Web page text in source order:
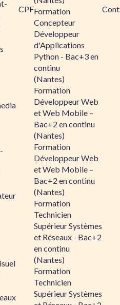
CPFFormation
Concepteur
Développeur
d'Applications
Python - Bac+3 en
continu
(Nantes)
Formation
Développeur Web
et Web Mobile –
Bac+2 en continu
(Nantes)
Formation
Développeur Web
et Web Mobile –
Bac+2 en continu
(Nantes)
Formation
Technicien
Supérieur Systèmes
et Réseaux - Bac+2
en continu
(Nantes)
Formation
Technicien
Supérieur Systèmes